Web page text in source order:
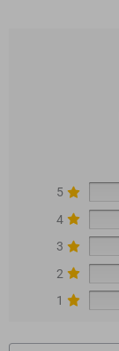
5
4
3
2
1